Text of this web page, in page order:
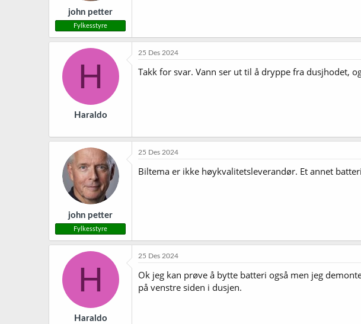
john petter
Fylkesstyre
H
Haraldo
25 Des 2024
Takk for svar. Vann ser ut til å dryppe fra dusjhodet,
john petter
Fylkesstyre
25 Des 2024
Biltema er ikke høykvalitetsleverandør. Et annet
H
Haraldo
25 Des 2024
Ok jeg kan prøve å bytte batteri også men jeg
på venstre siden i dusjen.